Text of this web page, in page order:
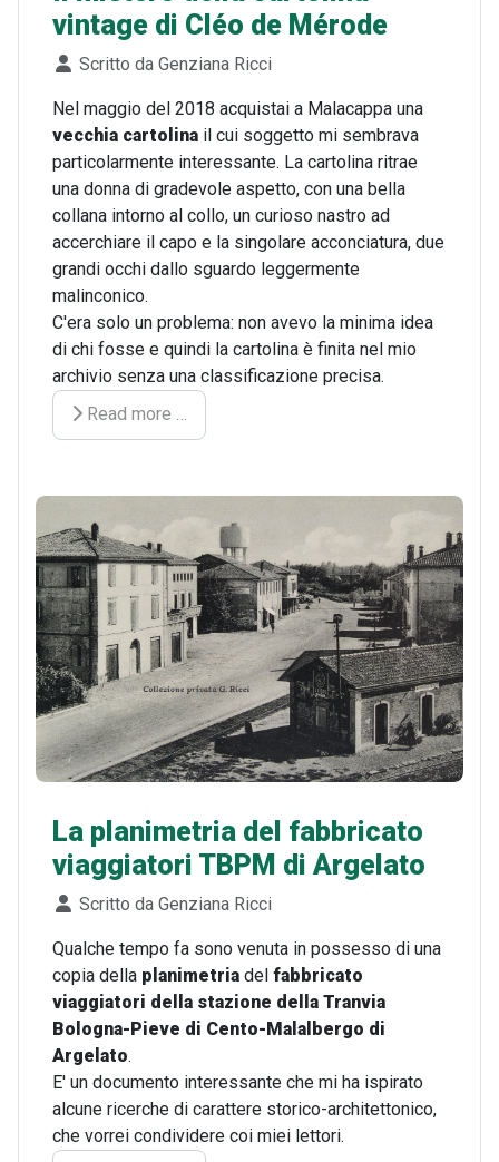
vintage di Cléo de Mérode
Dettagli
Scritto da Genziana Ricci
Nel maggio del 2018 acquistai a Malacappa una
vecchia cartolina il cui soggetto mi sembrava
particolarmente interessante. La cartolina ritrae
una donna di gradevole aspetto, con una bella
collana intorno al collo, un curioso nastro ad
accerchiare il capo e la singolare acconciatura, due
grandi occhi dallo sguardo leggermente
malinconico.
C'era solo un problema: non avevo la minima idea
di chi fosse e quindi la cartolina è finita nel mio
archivio senza una classificazione precisa.
Read more …
La planimetria del fabbricato
viaggiatori TBPM di Argelato
Dettagli
Scritto da Genziana Ricci
Qualche tempo fa sono venuta in possesso di una
copia della planimetria del fabbricato
viaggiatori della stazione della Tranvia
Bologna-Pieve di Cento-Malalbergo di
Argelato.
E' un documento interessante che mi ha ispirato
alcune ricerche di carattere storico-architettonico,
che vorrei condividere coi miei lettori.